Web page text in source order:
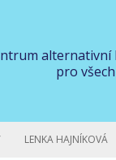
alternativní
pro
LENKA HAJNÍKOVÁ